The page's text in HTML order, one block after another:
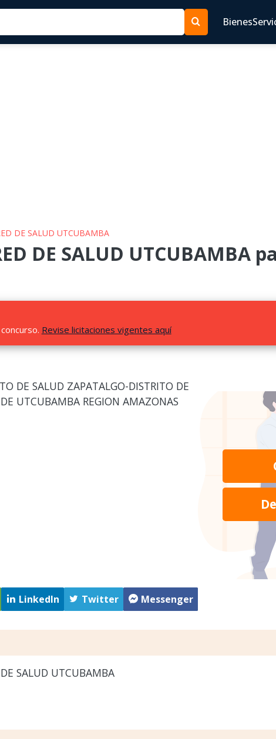
Bienes
DE SALUD UTCUBAMBA
DE SALUD UTCUBAMBA
Revise licitaciones vigentes aquí
DE SALUD ZAPATALGO-DISTRITO DE
UTCUBAMBA REGION AMAZONAS
LinkedIn Twitter Messenger
SALUD UTCUBAMBA